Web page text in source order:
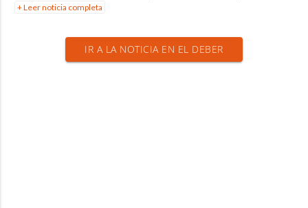
+ Leer noticia completa
IR A LA NOTICIA EN EL DEBER